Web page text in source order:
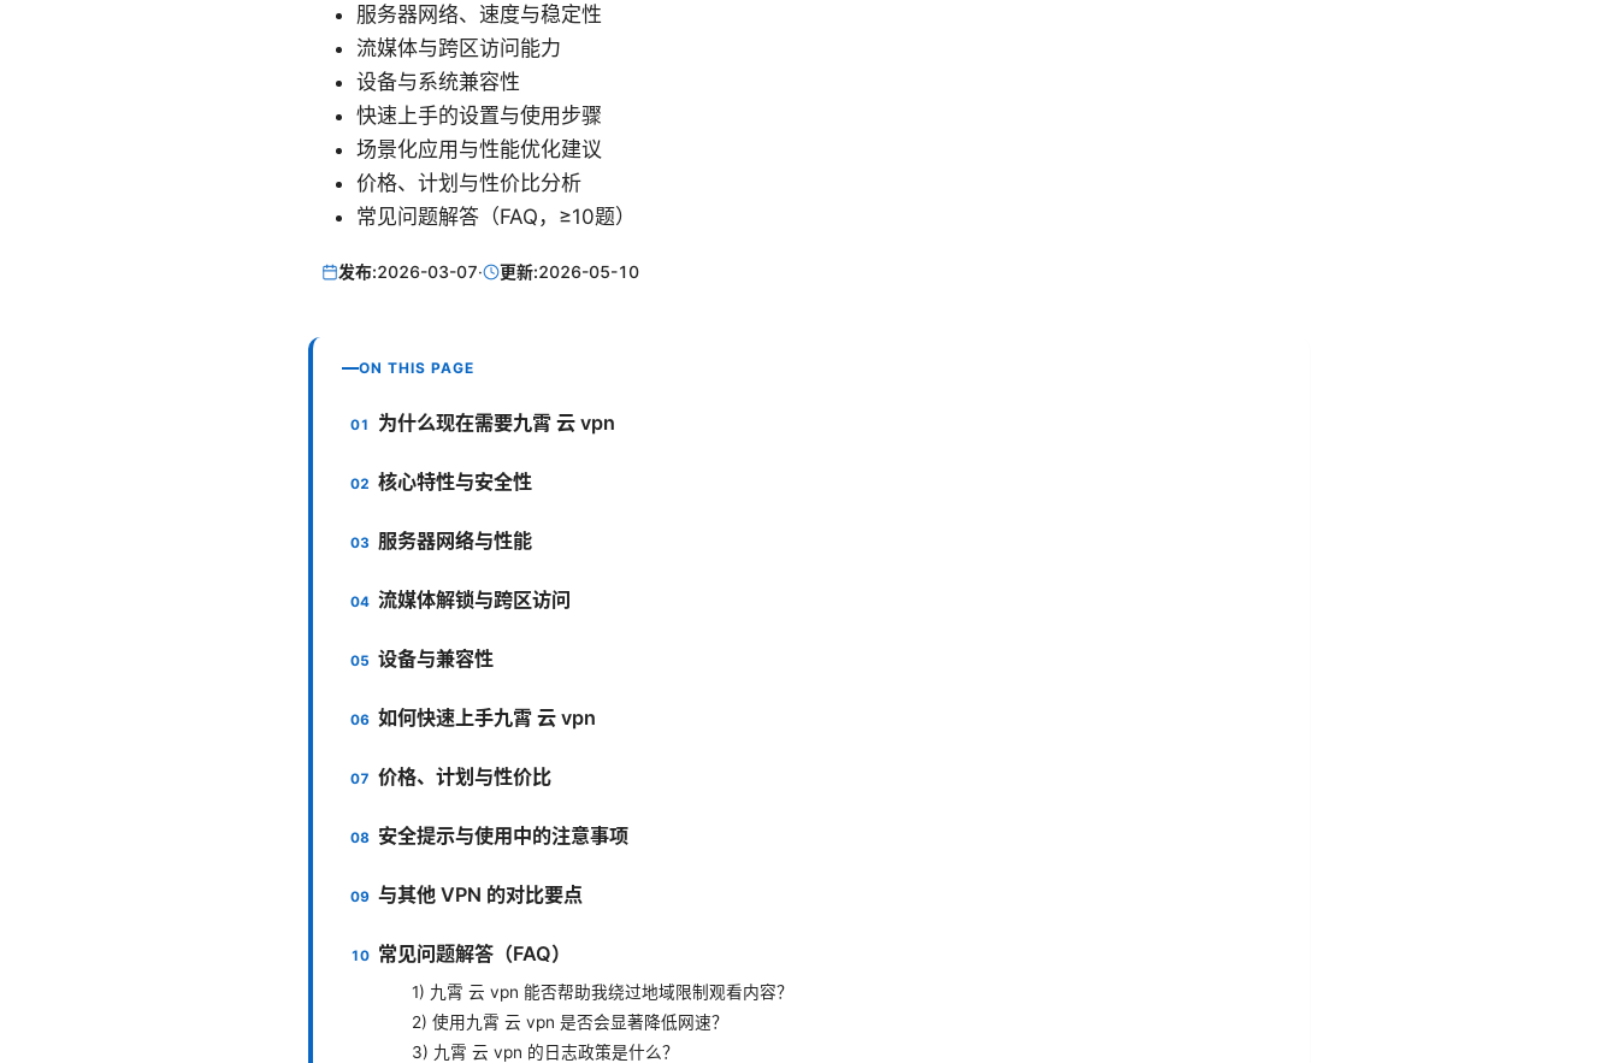
服务器网络、速度与稳定性
流媒体与跨区访问能力
设备与系统兼容性
快速上手的设置与使用步骤
场景化应用与性能优化建议
价格、计划与性价比分析
常见问题解答（FAQ，≥10题）
发布:2026-03-07· 更新:2026-05-10
ON THIS PAGE
为什么现在需要九霄 云 vpn
核心特性与安全性
服务器网络与性能
流媒体解锁与跨区访问
设备与兼容性
如何快速上手九霄 云 vpn
价格、计划与性价比
安全提示与使用中的注意事项
与其他 VPN 的对比要点
常见问题解答（FAQ）
1) 九霄 云 vpn 能否帮助我绕过地域限制观看内容？
2) 使用九霄 云 vpn 是否会显著降低网速？
3) 九霄 云 vpn 的日志政策是什么？